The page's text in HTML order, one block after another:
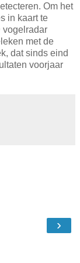
Om het
in kaart te
vogelradar
met de
dat sinds eind
voorjaar
›